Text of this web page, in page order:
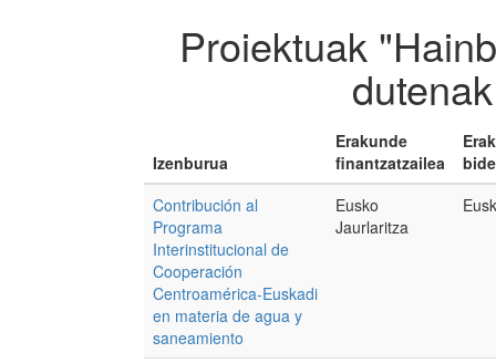
Proiektuak
Izenburua
Erakunde
finantzatzailea
Contribución al
Programa
Interinstitucional de
Cooperación
Centroamérica-Euskadi
en materia de agua y
saneamiento
Eusko
Jaurlaritza